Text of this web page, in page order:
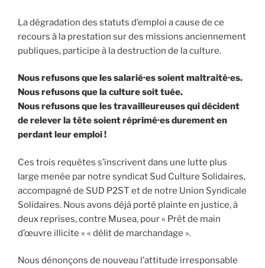
La dégradation des statuts d’emploi a cause de ce
recours à la prestation sur des missions anciennement
publiques, participe à la destruction de la culture.
Nous refusons que les salarié·es soient maltraité·es.
Nous refusons que la culture soit tuée.
Nous refusons que les travailleureuses qui décident
de relever la tête soient réprimé·es durement en
perdant leur emploi !
Ces trois requêtes s’inscrivent dans une lutte plus
large menée par notre syndicat Sud Culture Solidaires,
accompagné de SUD P2ST et de notre Union Syndicale
Solidaires. Nous avons déjà porté plainte en justice, à
deux reprises, contre Musea, pour « Prêt de main
d’œuvre illicite » « délit de marchandage ».
Nous dénonçons de nouveau l’attitude irresponsable